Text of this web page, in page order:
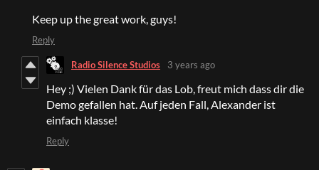
Keep up the great work, guys!
Reply
Radio Silence Studios 3 years ago
Hey ;) Vielen Dank für das Lob, freut mich dass dir die
Demo gefallen hat. Auf jeden Fall, Alexander ist
einfach klasse!
Reply